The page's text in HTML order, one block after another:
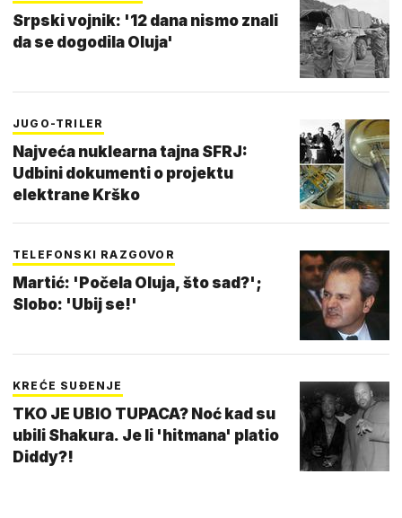
Srpski vojnik: '12 dana nismo znali
da se dogodila Oluja'
JUGO-TRILER
Najveća nuklearna tajna SFRJ:
Udbini dokumenti o projektu
elektrane Krško
TELEFONSKI RAZGOVOR
Martić: 'Počela Oluja, što sad?';
Slobo: 'Ubij se!'
KREĆE SUĐENJE
TKO JE UBIO TUPACA? Noć kad su
ubili Shakura. Je li 'hitmana' platio
Diddy?!